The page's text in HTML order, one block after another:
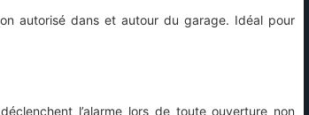
autorisé dans et autour du garage. Idéal pour
l’alarme lors de toute ouverture non